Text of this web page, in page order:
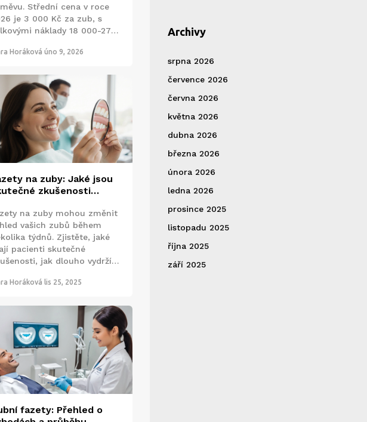
Střední cena v roce
je 3 000 Kč za zub, s
náklady 18 000-27
let, nevyžadují odvrtávání a
Horáková úno 9, 2026
na zuby: Jaké jsou
zkušenosti
na zuby mohou změnit
vašich zubů během
týdnů. Zjistěte, jaké
pacienti skutečné
jak dlouho vydrží,
Horáková lis 25, 2025
fazety: Přehled o
Archivy
srpna 2026
července 2026
června 2026
května 2026
dubna 2026
března 2026
února 2026
ledna 2026
prosince 2025
listopadu 2025
října 2025
září 2025